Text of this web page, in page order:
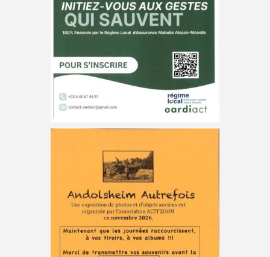
Acti’zoom prépare une grande exposition de
photos et d’objets anciens pour novembre 2026.
À cette occasion, l’association fait appel à vous
: confiez vos photos, objets et souvenirs avant